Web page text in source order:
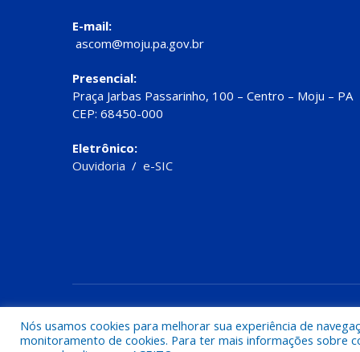
E-mail:
ascom@moju.pa.gov.br
Presencial:
Praça Jarbas Passarinho, 100 – Centro – Moju – PA
CEP: 68450-000
Eletrônico:
Ouvidoria / e-SIC
Nós usamos cookies para melhorar sua experiência de
monitoramento de cookies. Para ter mais informações sobre